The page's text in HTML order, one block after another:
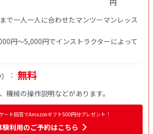
円
で一人一人に合わせたマンツーマンレッス
円〜5,000円でインストラクターによって
） ： 無料
機械の操作説明などがあります。
ート回答でAmazonギフト500円分プレゼント！
験利用のご予約はこちら